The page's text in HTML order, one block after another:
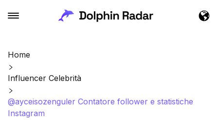
Home
Influencer Celebrità
@ayceisozenguler Contatore follower e statistiche
Instagram